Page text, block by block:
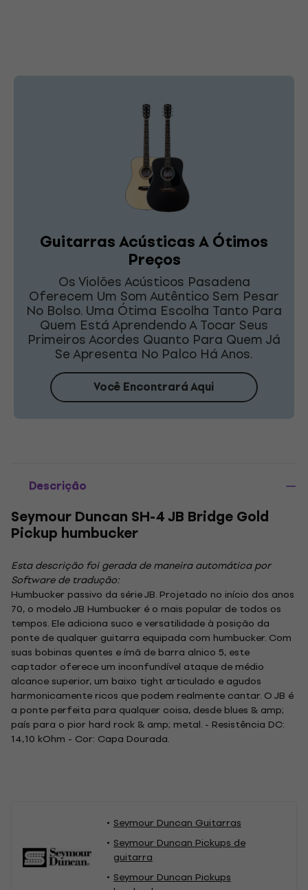
Guitarras Acústicas A Ótimos
Preços
Os Violões Acústicos Pasadena
Oferecem Um Som Autêntico Sem Pesar
No Bolso. Uma Ótima Escolha Tanto Para
Quem Está Aprendendo A Tocar Seus
Primeiros Acordes Quanto Para Quem Já
Se Apresenta No Palco Há Anos.
Você Encontrará Aqui
Descrição
Seymour Duncan SH-4 JB Bridge Gold
Pickup humbucker
Esta descrição foi gerada de maneira automática por
Software de tradução:
Humbucker passivo da série JB. Projetado no início dos anos
70, o modelo JB Humbucker é o mais popular de todos os
tempos. Ele adiciona suco e versatilidade à posição da
ponte de qualquer guitarra equipada com humbucker. Com
suas bobinas quentes e ímã de barra alnico 5, este
captador oferece um inconfundível ataque de médio
alcance superior, um baixo tight articulado e agudos
harmonicamente ricos que podem realmente cantar. O JB é
a ponte perfeita para qualquer coisa, desde blues & amp;
país para o pior hard rock & amp; metal. - Resistência DC:
14,10 kOhm - Cor: Capa Dourada.
Seymour Duncan Guitarras
Seymour Duncan Pickups de
guitarra
Seymour Duncan Pickups